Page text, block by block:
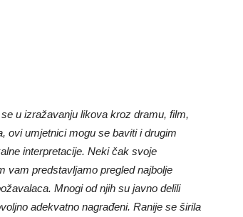
u izražavanju likova kroz dramu, film,
ovi umjetnici mogu se baviti i drugim
interpretacije. Neki čak svoje
vam predstavljamo pregled najbolje
Mnogi od njih su javno delili
adekvatno nagrađeni. Ranije se širila